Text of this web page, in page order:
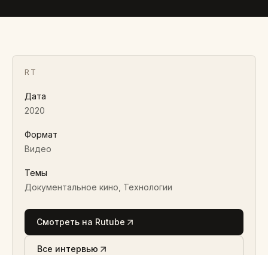
RT
Дата
2020
Формат
Видео
Темы
Документальное кино, Технологии
Смотреть на Rutube
Все интервью